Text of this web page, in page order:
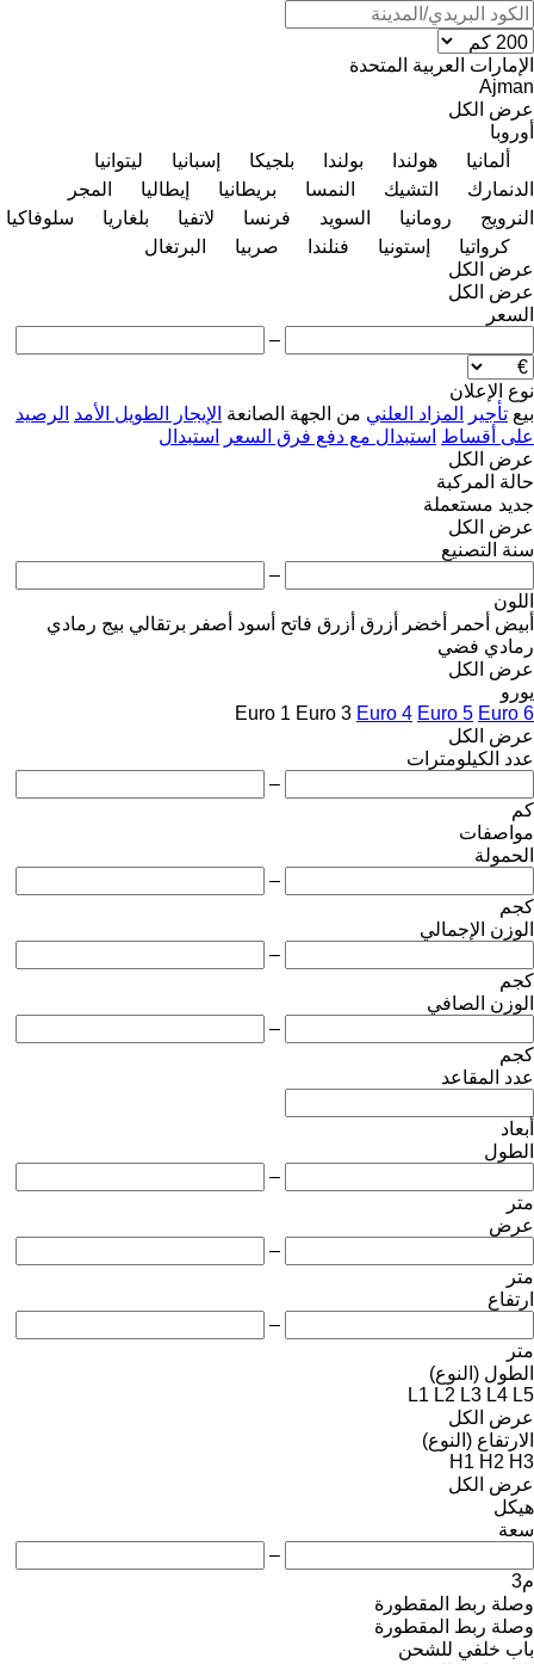
الإمارات العربية المتحدة
Ajman
عرض الكل
أوروبا
ألمانيا
هولندا بولندا بلجيكا إسبانيا
ليتوانيا
الدنمارك
التشيك النمسا بريطانيا إيطاليا
المجر
النرويج
رومانيا السويد فرنسا لاتفيا بلغاريا
سلوفاكيا
كرواتيا
إستونيا فنلندا صربيا
البرتغال
عرض الكل
عرض الكل
السعر
–
نوع الإعلان
بيع تأجير المزاد العلني من الجهة الصانعة الإيجار الطويل الأمد الرصيد
على أقساط استبدال مع دفع فرق السعر
استبدال
عرض الكل
حالة المركبة
جديد مستعملة
عرض الكل
سنة التصنيع
–
اللون
أبيض أحمر أخضر أزرق أزرق فاتح أسود أصفر برتقالي بيج رمادي
رمادي فضي
عرض الكل
يورو
Euro 1 Euro 3 Euro 4 Euro 5 Euro 6
عرض الكل
عدد الكيلومترات
–
كم
مواصفات
الحمولة
–
كجم
الوزن الإجمالي
–
كجم
الوزن الصافي
–
كجم
عدد المقاعد
أبعاد
الطول
–
متر
عرض
–
متر
ارتفاع
–
متر
الطول (النوع)
L1 L2 L3 L4 L5
عرض الكل
الارتفاع (النوع)
H1 H2 H3
عرض الكل
هيكل
سعة
–
م3
وصلة ربط المقطورة
وصلة ربط المقطورة
باب خلفي للشحن